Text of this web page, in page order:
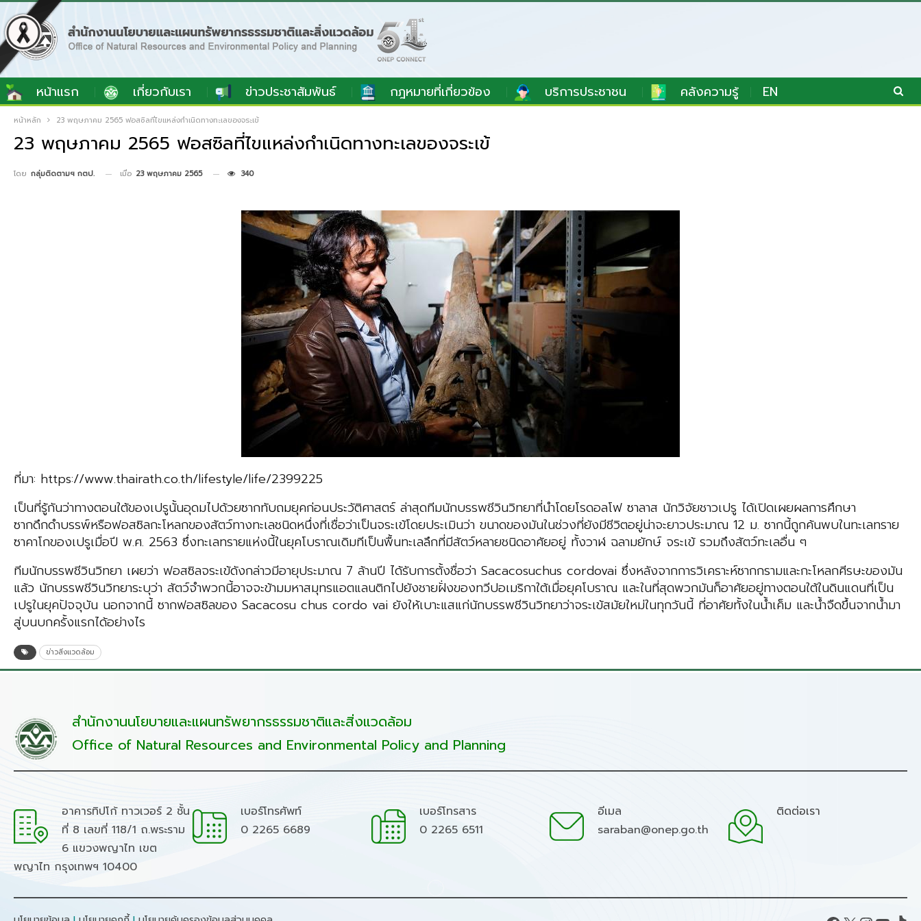
หน้าแรก เกี่ยวกับเรา ข่าวประชาสัมพันธ์ กฎหมายที่เกี่ยวข้อง บริการประชาชน คลังความรู้ EN
หน้าหลัก 23 พฤษภาคม 2565 ฟอสซิลที่ไขแหล่งกำเนิดทางทะเลของจระเข้
23 พฤษภาคม 2565 ฟอสซิลที่ไขแหล่งกำเนิดทางทะเลของจระเข้
โดย กลุ่มติดตามฯ กตป. เมื่อ 23 พฤษภาคม 2565 340
ที่มา: https://www.thairath.co.th/lifestyle/life/2399225
เป็นที่รู้กันว่าทางตอนใต้ของเปรูนั้นอุดมไปด้วยซากทับถมยุคก่อนประวัติศาสตร์ ล่าสุดทีมนักบรรพชีวินวิทยาที่นำโดยโรดอลโฟ ซาลาส นักวิจัยชาวเปรู ได้เปิดเผยผลการศึกษา
ซากดึกดำบรรพ์หรือฟอสซิลกะโหลกของสัตว์ทางทะเลชนิดหนึ่งที่เชื่อว่าเป็นจระเข้โดยประเมินว่า ขนาดของมันในช่วงที่ยังมีชีวิตอยู่น่าจะยาวประมาณ 12 ม. ซากนี้ถูกค้นพบในทะเลทราย
ซาคาโกของเปรูเมื่อปี พ.ศ. 2563 ซึ่งทะเลทรายแห่งนี้ในยุคโบราณเดิมทีเป็นพื้นทะเลลึกที่มีสัตว์หลายชนิดอาศัยอยู่ ทั้งวาฬ ฉลามยักษ์ จระเข้ รวมถึงสัตว์ทะเลอื่น ๆ
ทีมนักบรรพชีวินวิทยา เผยว่า ฟอสซิลจระเข้ดังกล่าวมีอายุประมาณ 7 ล้านปี ได้รับการตั้งชื่อว่า Sacacosuchus cordovai ซึ่งหลังจากการวิเคราะห์ซากกรามและกะโหลกศีรษะของมัน
แล้ว นักบรรพชีวินวิทยาระบุว่า สัตว์จำพวกนี้อาจจะข้ามมหาสมุทรแอตแลนติกไปยังชายฝั่งของทวีปอเมริกาใต้เมื่อยุคโบราณ และในที่สุดพวกมันก็อาศัยอยู่ทางตอนใต้ในดินแดนที่เป็น
เปรูในยุคปัจจุบัน นอกจากนี้ ซากฟอสซิลของ Sacacosu chus cordo vai ยังให้เบาะแสแก่นักบรรพชีวินวิทยาว่าจระเข้สมัยใหม่ในทุกวันนี้ ที่อาศัยทั้งในน้ำเค็ม และน้ำจืดขึ้นจากน้ำมา
สู่บนบกครั้งแรกได้อย่างไร
ข่าวสิ่งแวดล้อม
สำนักงานนโยบายและแผนทรัพยากรธรรมชาติและสิ่งแวดล้อม
Office of Natural Resources and Environmental Policy and Planning
อาคารทิปโก้ ทาวเวอร์ 2 ชั้น
ที่ 8 เลขที่ 118/1 ถ.พระราม
6 แขวงพญาไท เขต
พญาไท กรุงเทพฯ 10400
เบอร์โทรศัพท์
0 2265 6689
เบอร์โทรสาร
0 2265 6511
อีเมล
saraban@onep.go.th
ติดต่อเรา